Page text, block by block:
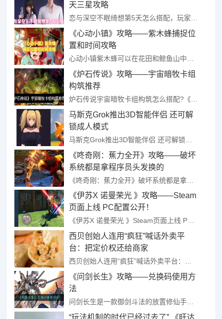
天三星攻略
恋与深空不眠绮想第5天怎么搭配，玩家在游戏中的搭配达到全三星的话不仅仅是会获得额外的奖励，还会有全三星的成就奖励哦，所以尽量每一天关卡都获得三星标准，下面为玩家们带来的是不眠绮想第5天的三星搭配推荐。 ...
《心动小镇》攻略——紫木蜂捕捉位
置和时间攻略
《炉石传说》攻略——宇宙暗牧卡组
构筑推荐
马斯克Grok推出3D智能伴侣 还可解
锁成人模式
《咚奇刚：蕉力全开》攻略——破坏
系统都是拿程序员头发换的
《伊苏X 诺曼荣光 》攻略——Steam
页面上线 PC配置公开！
《伊苏X 诺曼荣光 》Steam页面上线 PC配置公开！ ...
西贝创始人连用“疯狂”喊话外卖平
台：把定价权还给商家
《问剑长生》攻略——兑换码使用方
法
“玩法机制的时代已经过去了” 《旺达